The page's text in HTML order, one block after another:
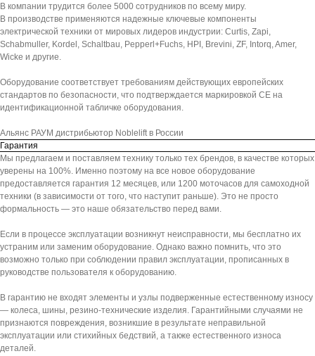
В компании трудится более 5000 сотрудников по всему миру.
В производстве применяются надежные ключевые компоненты
электрической техники от мировых лидеров индустрии: Curtis, Zapi,
Schabmuller, Kordel, Schaltbau, Pepperl+Fuchs, HPI, Brevini, ZF, Intorq, Amer,
Wicke и другие.
Оборудование соответствует требованиям действующих европейских
стандартов по безопасности, что подтверждается маркировкой СЕ на
идентификационной табличке оборудования.
Альянс РАУМ дистрибьютор Noblelift в России
Гарантия
Мы предлагаем и поставляем технику только тех брендов, в качестве которых
уверены на 100%. Именно поэтому на все новое оборудование
предоставляется гарантия 12 месяцев, или 1200 моточасов для самоходной
техники (в зависимости от того, что наступит раньше). Это не просто
формальность — это наше обязательство перед вами.
Если в процессе эксплуатации возникнут неисправности, мы бесплатно их
устраним или заменим оборудование. Однако важно помнить, что это
возможно только при соблюдении правил эксплуатации, прописанных в
руководстве пользователя к оборудованию.
В гарантию не входят элементы и узлы подверженные естественному износу
— колеса, шины, резино-технические изделия. Гарантийными случаями не
признаются повреждения, возникшие в результате неправильной
эксплуатации или стихийных бедствий, а также естественного износа
деталей.